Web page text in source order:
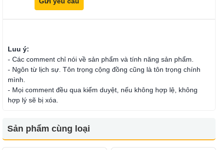
Luu ý:
- Các comment chỉ nói về sản phẩm và tính năng sản phẩm.
- Ngôn từ lịch sự. Tôn trọng cộng đồng cũng là tôn trọng chính
mình.
- Mọi comment đều qua kiểm duyệt, nếu không hợp lệ, không
hợp lý sẽ bị xóa.
Sản phẩm cùng loại